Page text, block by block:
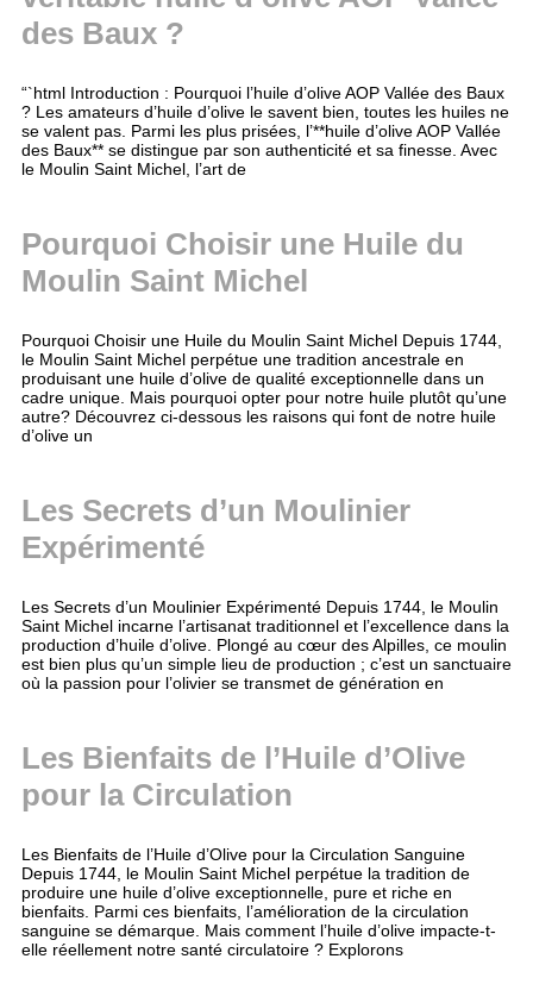
des Baux ?
“`html Introduction : Pourquoi l’huile d’olive AOP Vallée des Baux
? Les amateurs d’huile d’olive le savent bien, toutes les huiles ne
se valent pas. Parmi les plus prisées, l’**huile d’olive AOP Vallée
des Baux** se distingue par son authenticité et sa finesse. Avec
le Moulin Saint Michel, l’art de
Pourquoi Choisir une Huile du
Moulin Saint Michel
Pourquoi Choisir une Huile du Moulin Saint Michel Depuis 1744,
le Moulin Saint Michel perpétue une tradition ancestrale en
produisant une huile d’olive de qualité exceptionnelle dans un
cadre unique. Mais pourquoi opter pour notre huile plutôt qu’une
autre? Découvrez ci-dessous les raisons qui font de notre huile
d’olive un
Les Secrets d’un Moulinier
Expérimenté
Les Secrets d’un Moulinier Expérimenté Depuis 1744, le Moulin
Saint Michel incarne l’artisanat traditionnel et l’excellence dans la
production d’huile d’olive. Plongé au cœur des Alpilles, ce moulin
est bien plus qu’un simple lieu de production ; c’est un sanctuaire
où la passion pour l’olivier se transmet de génération en
Les Bienfaits de l’Huile d’Olive
pour la Circulation
Les Bienfaits de l’Huile d’Olive pour la Circulation Sanguine
Depuis 1744, le Moulin Saint Michel perpétue la tradition de
produire une huile d’olive exceptionnelle, pure et riche en
bienfaits. Parmi ces bienfaits, l’amélioration de la circulation
sanguine se démarque. Mais comment l’huile d’olive impacte-t-
elle réellement notre santé circulatoire ? Explorons